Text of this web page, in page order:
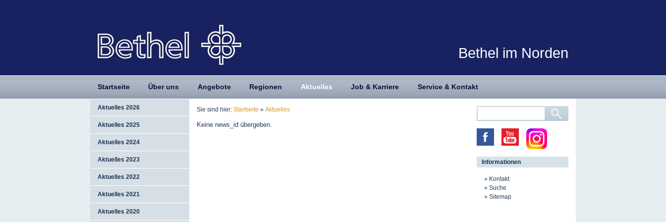
Bethel im Norden
Startseite Über uns Angebote Regionen Aktuelles Job & Karriere Service & Kontakt
Aktuelles 2026
Aktuelles 2025
Aktuelles 2024
Aktuelles 2023
Aktuelles 2022
Aktuelles 2021
Aktuelles 2020
Sie sind hier: Startseite » Aktuelles
Keine news_id übergeben.
Informationen
Kontakt
Suche
Sitemap